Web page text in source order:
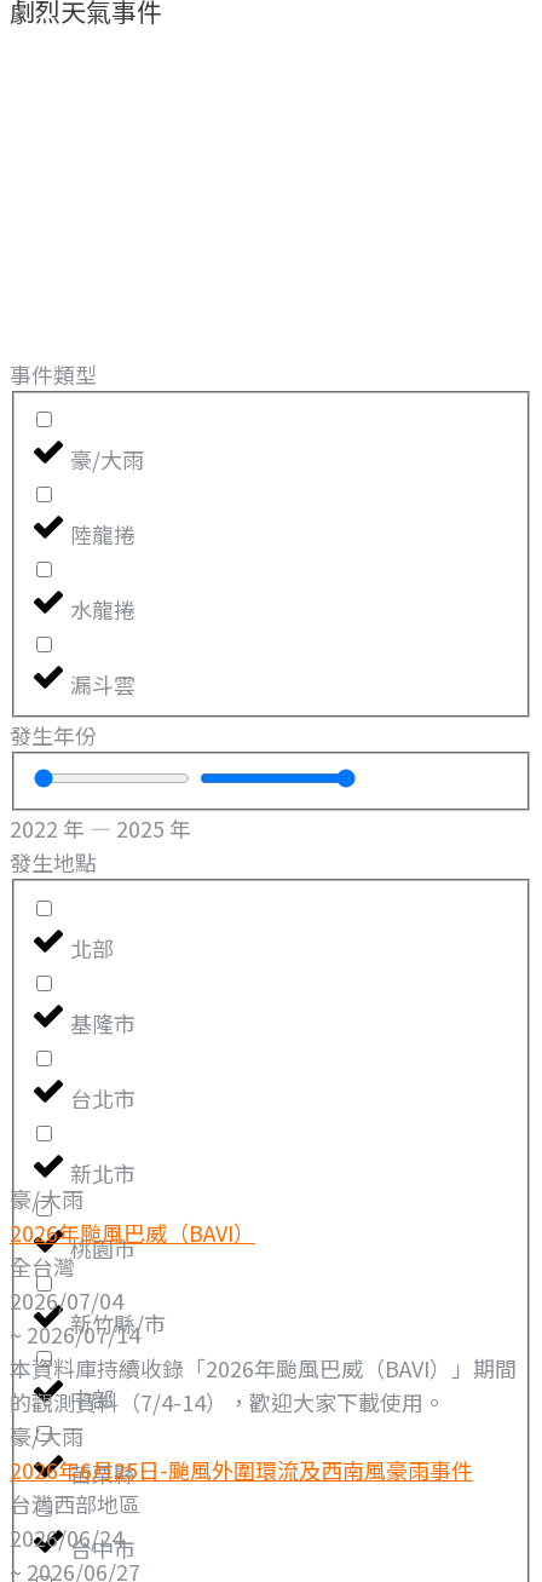
劇烈天氣事件
事件類型
豪/大雨
陸龍捲
水龍捲
漏斗雲
發生年份
2022 年 — 2025 年
發生地點
北部
基隆市
台北市
新北市
桃園市
新竹縣/市
中部
苗栗縣
台中市
豪/大雨
2026年颱風巴威（BAVI）
全台灣
2026/07/04
~ 2026/07/14
本資料庫持續收錄「2026年颱風巴威（BAVI）」期間
的觀測資料（7/4-14），歡迎大家下載使用。
豪/大雨
2026年6月25日-颱風外圍環流及西南風豪雨事件
台灣西部地區
2026/06/24
~ 2026/06/27